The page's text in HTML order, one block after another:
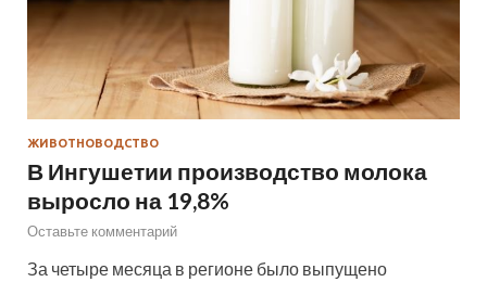
ЖИВОТНОВОДСТВО
В Ингушетии производство молока
выросло на 19,8%
Оставьте комментарий
За четыре месяца в регионе было выпущено